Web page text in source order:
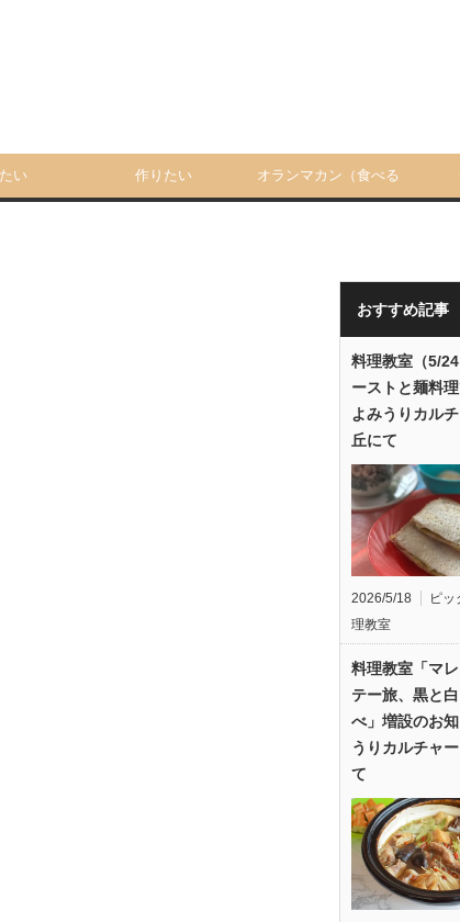
い 作りたい オランマカン（食べる
おすすめ記事
料理教室（5/
ーストと麺料理
よみうりカル
丘にて
2026/5/18 ピッ
理教室
料理教室「マ
テー旅、黒と
べ」増設のお
うりカルチャ
て